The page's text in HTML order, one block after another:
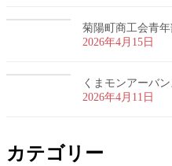
菊陽町商工会青
2026年4月15日
くまモンアーバ
2026年4月11日
カテゴリー